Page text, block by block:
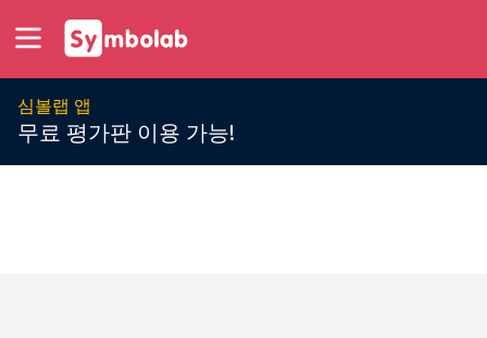
심볼랩 앱
무료 평가판 이용 가능!